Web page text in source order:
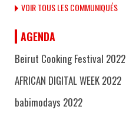
VOIR TOUS LES COMMUNIQUÉS
AGENDA
Beirut Cooking Festival 2022
AFRICAN DIGITAL WEEK 2022
babimodays 2022